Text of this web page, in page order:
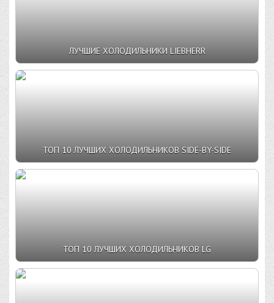
ЛУЧШИЕ ХОЛОДИЛЬНИКИ LIEBHERR
ТОП 10 ЛУЧШИХ ХОЛОДИЛЬНИКОВ SIDE-BY-SIDE
ТОП 10 ЛУЧШИХ ХОЛОДИЛЬНИКОВ LG